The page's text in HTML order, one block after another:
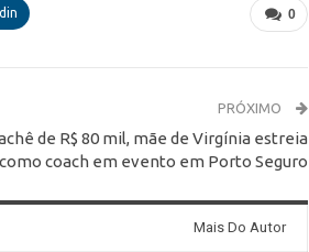
0
PRÓXIMO
de R$ 80 mil, mãe de Virgínia estreia
como coach em evento em Porto Seguro
Mais Do Autor